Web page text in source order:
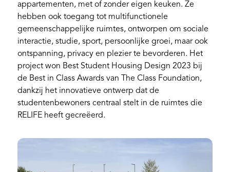
appartementen, met of zonder eigen keuken. Ze
hebben ook toegang tot multifunctionele
gemeenschappelijke ruimtes, ontworpen om sociale
interactie, studie, sport, persoonlijke groei, maar ook
ontspanning, privacy en plezier te bevorderen. Het
project won Best Student Housing Design 2023 bij
de Best in Class Awards van The Class Foundation,
dankzij het innovatieve ontwerp dat de
studentenbewoners centraal stelt in de ruimtes die
RELIFE heeft gecreëerd.